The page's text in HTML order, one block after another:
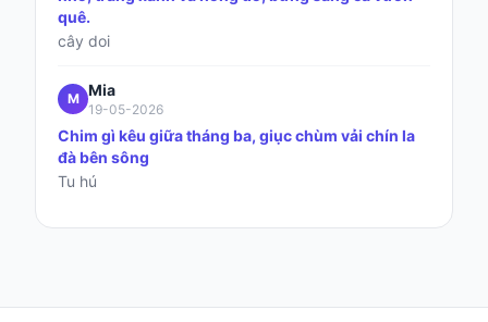
quê.
cây doi
M Mia
19-05-2026
Chim gì kêu giữa tháng ba, giục chùm vải chín la
đà bên sông
Tu hú